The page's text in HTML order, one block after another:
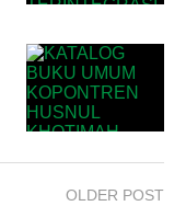
OLDER POST